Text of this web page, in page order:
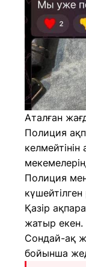
Аталған
Полиция
Полиция
Қазір
жатыр екен.
Сондай-ақ
бойынша